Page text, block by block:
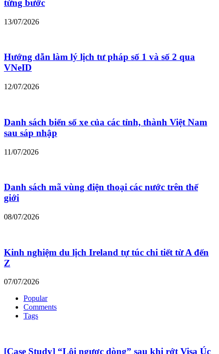
từng bước
13/07/2026
Hướng dẫn làm lý lịch tư pháp số 1 và số 2 qua
VNeID
12/07/2026
Danh sách biển số xe của các tỉnh, thành Việt Nam
sau sáp nhập
11/07/2026
Danh sách mã vùng điện thoại các nước trên thế
giới
08/07/2026
Kinh nghiệm du lịch Ireland tự túc chi tiết từ A đến
Z
07/07/2026
Popular
Comments
Tags
[Case Study] “Lội ngược dòng” sau khi rớt Visa Úc